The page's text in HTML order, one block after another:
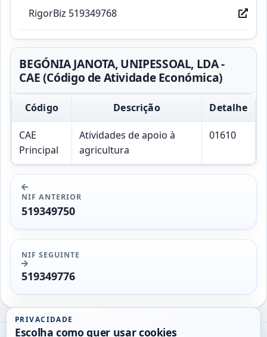
RigorBiz 519349768
BEGÓNIA JANOTA, UNIPESSOAL, LDA -
CAE (Código de Atividade Económica)
Código Descrição Detalhe
CAE
Principal
Atividades de apoio à
agricultura
01610
NIF ANTERIOR
519349750
NIF SEGUINTE
519349776
PRIVACIDADE
Escolha como quer usar cookies